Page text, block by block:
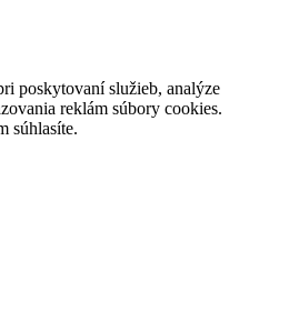
poskytovaní služieb, analýze
reklám súbory cookies.
súhlasíte.